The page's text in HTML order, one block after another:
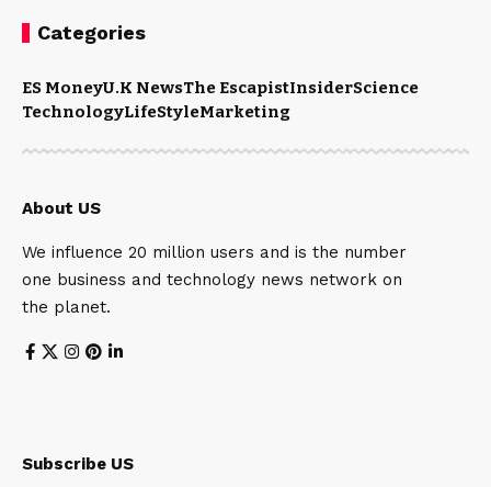
Categories
ES MoneyU.K NewsThe EscapistInsiderScience
TechnologyLifeStyleMarketing
About US
We influence 20 million users and is the number
one business and technology news network on
the planet.
Subscribe US